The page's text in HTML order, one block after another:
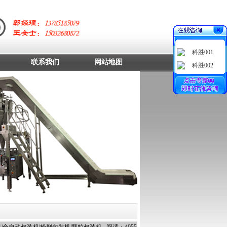
联系我们 网站地图
科胜001
科胜002